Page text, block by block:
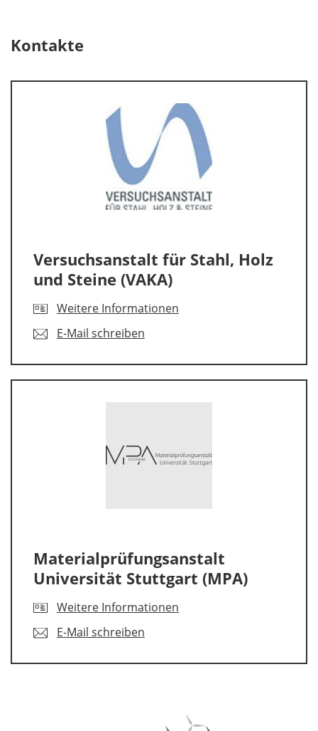
Kontakte
Versuchsanstalt für Stahl, Holz
und Steine (VAKA)
Weitere Informationen
E-Mail schreiben
Materialprüfungsanstalt
Universität Stuttgart (MPA)
Weitere Informationen
E-Mail schreiben